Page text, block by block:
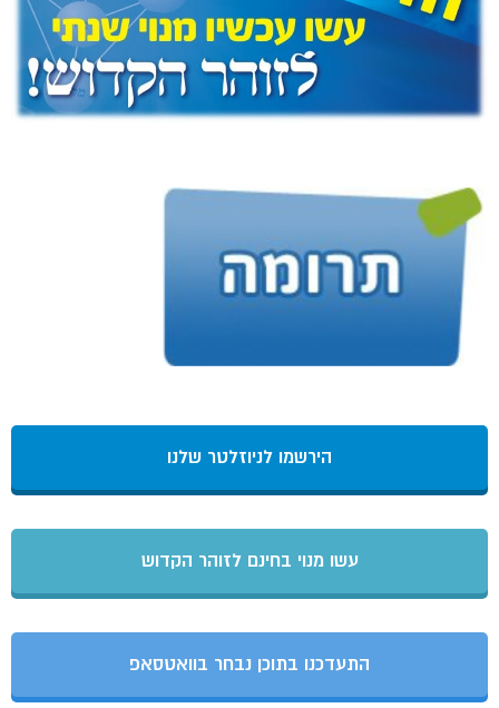
הירשמו לניוזלטר שלנו
עשו מנוי בחינם לזוהר הקדוש
התעדכנו בתוכן נבחר בוואטסאפ